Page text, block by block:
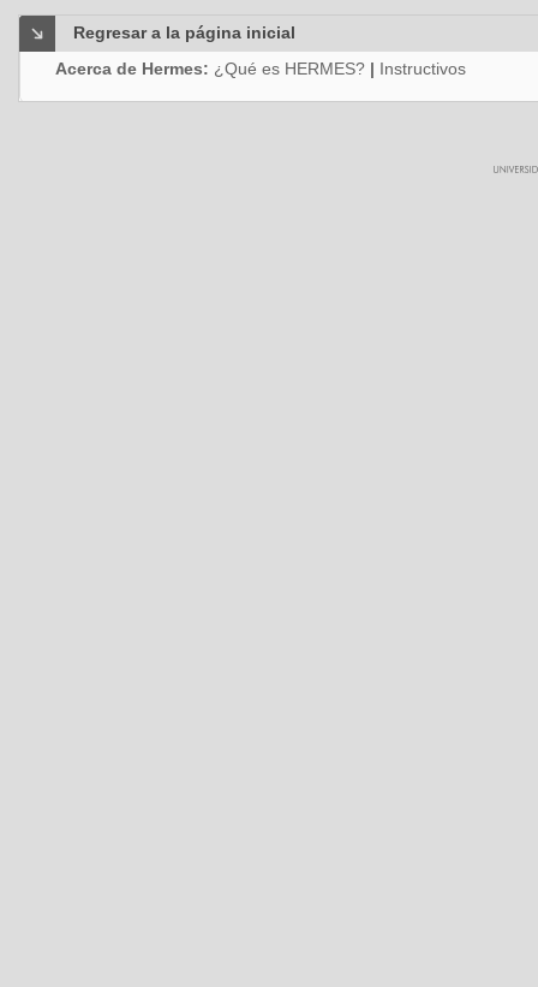
Regresar a la página inicial
Acerca de Hermes: ¿Qué es HERMES? | Instructivos